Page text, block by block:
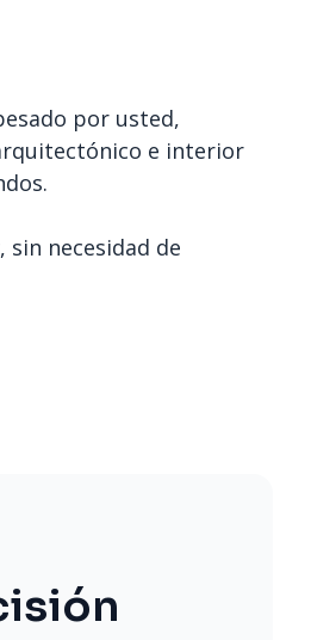
por usted,
e interior
sin necesidad de